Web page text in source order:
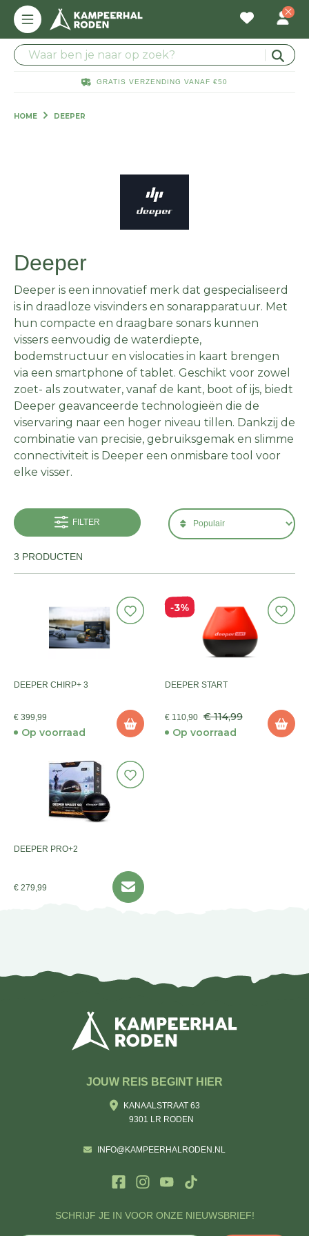
GRATIS VERZENDING VANAF €50
HOME DEEPER
Deeper
Deeper is een innovatief merk dat gespecialiseerd
is in draadloze visvinders en sonarapparatuur. Met
hun compacte en draagbare sonars kunnen
vissers eenvoudig de waterdiepte,
bodemstructuur en vislocaties in kaart brengen
via een smartphone of tablet. Geschikt voor zowel
zoet- als zoutwater, vanaf de kant, boot of ijs, biedt
Deeper geavanceerde technologieën die de
viservaring naar een hoger niveau tillen. Dankzij de
combinatie van precisie, gebruiksgemak en slimme
connectiviteit is Deeper een onmisbare tool voor
elke visser.
FILTER
3 PRODUCTEN
DEEPER CHIRP+ 3
€ 399,99
Op voorraad
3%
DEEPER START
€ 110,90 € 114,99
Op voorraad
DEEPER PRO+2
€ 279,99
SCHRIJF JE IN VOOR ONZE NIEUWSBRIEF!
JOUW REIS BEGINT HIER
KANAALSTRAAT 63
9301 LR RODEN
INFO@KAMPEERHALRODEN.NL